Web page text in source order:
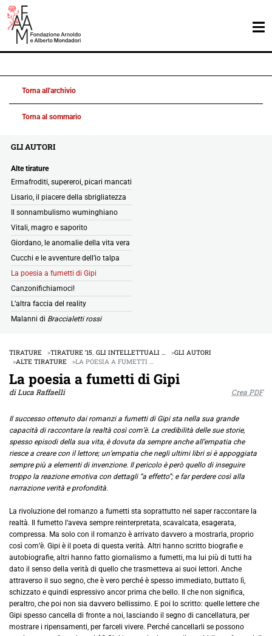
Torna all'archivio
Torna al sommario
GLI AUTORI
Alte tirature
Ermafroditi, supereroi, picari mancati
Lisario, il piacere della sbrigliatezza
Il sonnambulismo wuminghiano
Vitali, magro e saporito
Giordano, le anomalie della vita vera
Cucchi e le avventure dell’io talpa
La poesia a fumetti di Gipi
Canzonifichiamoci!
L’altra faccia del reality
Malanni di Braccialetti rossi
TIRATURE TIRATURE ’15. GLI INTELLETTUALI …
GLI AUTORI
ALTE TIRATURE
LA POESIA A FUMETTI …
La poesia a fumetti di Gipi
di Luca Raffaelli Crea PDF
Il successo ottenuto dai romanzi a fumetti di Gipi sta nella sua grande
capacità di raccontare la realtà così com’è. La credibilità delle sue storie,
spesso episodi della sua vita, è dovuta da sempre anche all’empatia che
riesce a creare con il lettore; un’empatia che negli ultimi libri si è appoggiata
sempre più a elementi di invenzione. Il pericolo è però quello di inseguire
troppo la reazione emotiva con dettagli “a effetto”; e far perdere così alla
narrazione verità e profondità.
La rivoluzione del romanzo a fumetti sta soprattutto nel saper raccontare la
realtà. Il fumetto l’aveva sempre reinterpretata, scavalcata, esagerata,
compressa. Ma solo con il romanzo è arrivato davvero a mostrarla, proprio
così com’è. Gipi è il poeta di questa verità. Altri hanno scritto biografie e
autobiografie, altri hanno fatto giornalismo a fumetti, ma lui più di tutti ha
dato il senso della verità di quello che trasmetteva ai suoi lettori. Anche
attraverso il suo segno, che è vero perché è spesso immediato, buttato lì,
schizzato e quindi espressivo ancor prima che bello. Il che non significa,
peraltro, che poi non sia davvero bellissimo. E poi lo scritto: quelle lettere che
Gipi spesso cancella di fronte a noi, lasciando il segno di cancellatura, per
mostrare i ripensamenti, per farceli vivere. Perché cancellarli se possono